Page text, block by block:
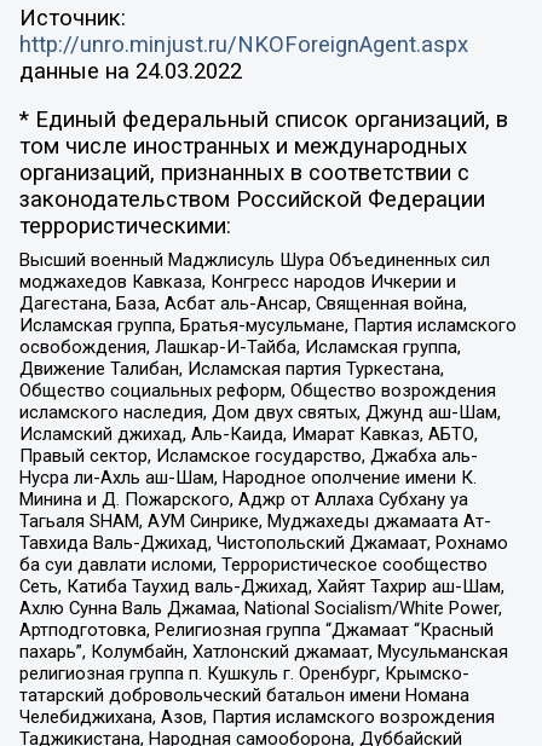
Источник:
http://unro.minjust.ru/NKOForeignAgent.aspx
данные на 24.03.2022
* Единый федеральный список организаций, в
том числе иностранных и международных
организаций, признанных в соответствии с
законодательством Российской Федерации
террористическими:
Высший военный Маджлисуль Шура Объединенных сил
моджахедов Кавказа, Конгресс народов Ичкерии и
Дагестана, База, Асбат аль-Ансар, Священная война,
Исламская группа, Братья-мусульмане, Партия исламского
освобождения, Лашкар-И-Тайба, Исламская группа,
Движение Талибан, Исламская партия Туркестана,
Общество социальных реформ, Общество возрождения
исламского наследия, Дом двух святых, Джунд аш-Шам,
Исламский джихад, Аль-Каида, Имарат Кавказ, АБТО,
Правый сектор, Исламское государство, Джабха аль-
Нусра ли-Ахль аш-Шам, Народное ополчение имени К.
Минина и Д. Пожарского, Аджр от Аллаха Субхану уа
Тагьаля SHAM, АУМ Синрике, Муджахеды джамаата Ат-
Тавхида Валь-Джихад, Чистопольский Джамаат, Рохнамо
ба суи давлати исломи, Террористическое сообщество
Сеть, Катиба Таухид валь-Джихад, Хайят Тахрир аш-Шам,
Ахлю Сунна Валь Джамаа, National Socialism/White Power,
Артподготовка, Религиозная группа “Джамаат “Красный
пахарь”, Колумбайн, Хатлонский джамаат, Мусульманская
религиозная группа п. Кушкуль г. Оренбург, Крымско-
татарский добровольческий батальон имени Номана
Челебиджихана, Азов, Партия исламского возрождения
Таджикистана, Народная самооборона, Дуббайский